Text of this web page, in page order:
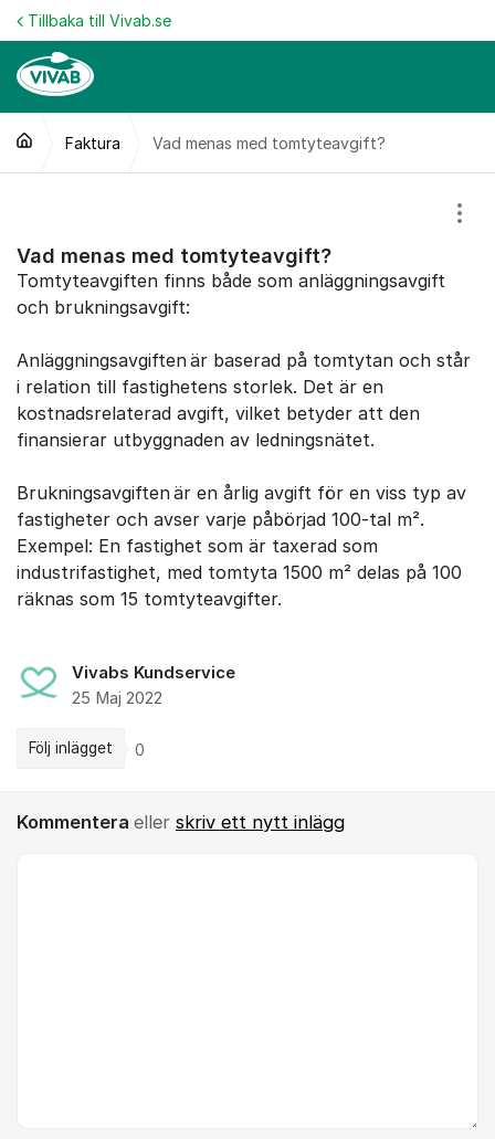
Hoppa till innehåll
Tillbaka till Vivab.se
Faktura Vad menas med tomtyteavgift?
Vad menas med tomtyteavgift?
Tomtyteavgiften finns både som anläggningsavgift
och brukningsavgift:
Anläggningsavgiften är baserad på tomtytan och står
i relation till fastighetens storlek. Det är en
kostnadsrelaterad avgift, vilket betyder att den
finansierar utbyggnaden av ledningsnätet.
Brukningsavgiften är en årlig avgift för en viss typ av
fastigheter och avser varje påbörjad 100-tal m².
Exempel: En fastighet som är taxerad som
industrifastighet, med tomtyta 1500 m² delas på 100
räknas som 15 tomtyteavgifter.
Vivabs Kundservice
25 Maj 2022
Följ inlägget 0
Kommentera eller skriv ett nytt inlägg